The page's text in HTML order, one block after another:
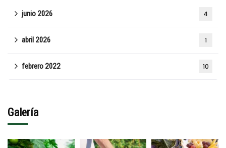
junio 2026 4
abril 2026 1
febrero 2022 10
Galería